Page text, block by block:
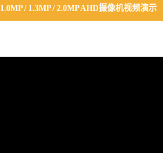
1.0MP / 1.3MP / 2.0MP AHD摄像机视频演示